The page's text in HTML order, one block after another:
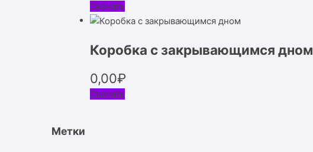
Скачать
Коробка с закрывающимся дном
0,00₽
Скачать
Метки